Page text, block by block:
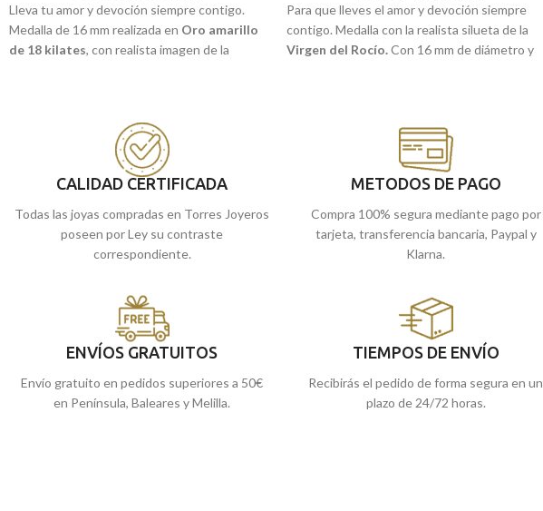
Lleva tu amor y devoción siempre contigo.
Medalla de 16 mm realizada en Oro amarillo
de 18 kilates, con realista imagen de la
Pide y recógela en nuestras tiendas de
Málaga, o si lo prefieres, te la enviamos a
Para que lleves el amor y devoción siempre
contigo. Medalla con la realista silueta de la
Virgen del Rocío.Con 16 mm de diámetro y
tiempo la tienes disponible en Torres
en nuestras tiendas de Málaga, o
CALIDAD CERTIFICADA
Todas las joyas compradas en Torres Joyeros
poseen por Ley su contraste
correspondiente.
METODOS DE PAGO
Compra 100% segura mediante pago por
tarjeta, transferencia bancaria, Paypal y
Klarna.
ENVÍOS GRATUITOS
Envío gratuito en pedidos superiores a 50€
en Península, Baleares y Melilla.
TIEMPOS DE ENVÍO
Recibirás el pedido de forma segura en un
plazo de 24/72 horas.